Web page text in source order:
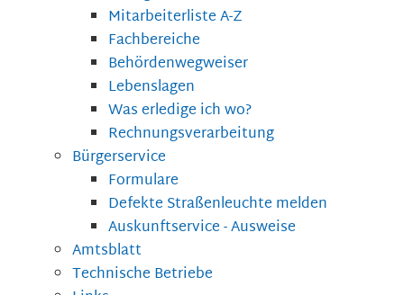
Mitarbeiterliste A-Z
Fachbereiche
Behördenwegweiser
Lebenslagen
Was erledige ich wo?
Rechnungsverarbeitung
Bürgerservice
Formulare
Defekte Straßenleuchte melden
Auskunftservice - Ausweise
Amtsblatt
Technische Betriebe